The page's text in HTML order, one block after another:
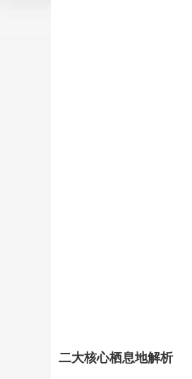
二大核心栖息地解析